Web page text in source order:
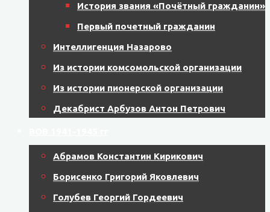
История звания «Почётный гражданин»
Первый почетный гражданин
Интеллигенция Назарово
Из истории комсомольской организации
Из истории пионерской организации
Декабрист Арбузов Антон Петрович
Абрамов Константин Кирикович
Борисенко Григорий Яковлевич
Голубев Георгий Гордеевич